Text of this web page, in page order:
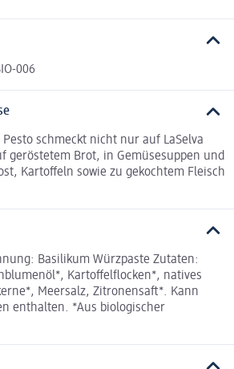
006
schmeckt nicht nur auf LaSelva
geröstetem Brot, in Gemüsesuppen und
Kartoffeln sowie zu gekochtem Fleisch
Basilikum Würzpaste Zutaten:
Kartoffelflocken*, natives
Meersalz, Zitronensaft*. Kann
enthalten. *Aus biologischer